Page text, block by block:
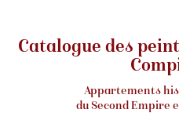
Catalogue des
Appartements
du Second Empire